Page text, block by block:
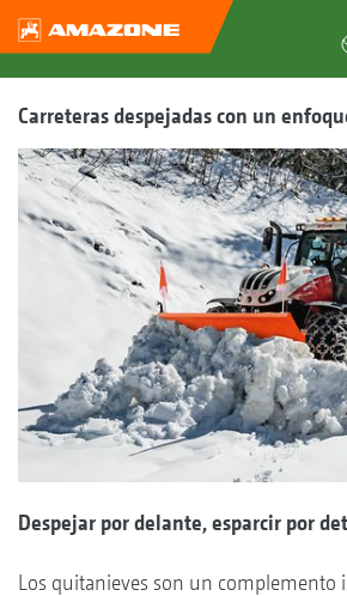
Carreteras despejadas con un
Despejar por delante, esparcir por
Los quitanieves son un complemento